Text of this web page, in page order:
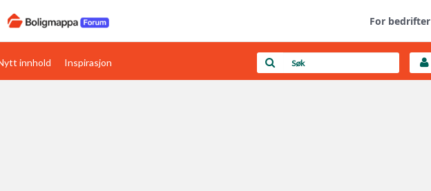
For bedrifter
Boligens papirer Last opp selv
innhold Inspirasjon